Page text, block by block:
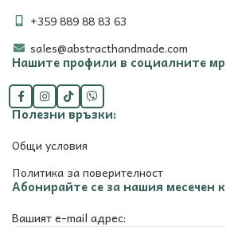
+359 889 88 83 63
sales@abstracthandmade.com
Нашите профили в социалните
Полезни връзки:
Общи условия
Политика за поверителност
Абонирайте се за нашия месечен
Вашият e-mail адрес: